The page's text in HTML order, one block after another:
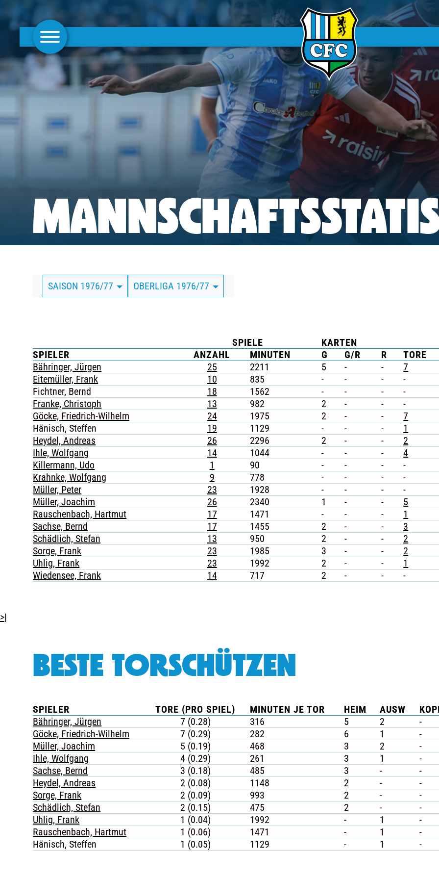
AKTUELLES
FRAUEN
CLUBMITGLIEDSCHAFT
BUSINESS
SÜDKURVE
TICKETING
SAISON 1976/77 OBERLIGA 1976/77
SPIELE
KARTEN
SPIELER
ANZAHL MINUTEN G G/R R
TORE
Bähringer, Jürgen
25 2211 5 - -
7
Eitemüller, Frank
10 835 - - -
-
Fichtner, Bernd
18 1562 - - -
-
Franke, Christoph
13 982 2 - -
-
Göcke, Friedrich-Wilhelm
24 1975 2 - -
7
Hänisch, Steffen
19 1129 - - -
1
Heydel, Andreas
26 2296 2 - -
2
Ihle, Wolfgang
14 1044 - - -
4
Killermann, Udo
1 90 - - -
-
Krahnke, Wolfgang
9 778 - - -
-
Müller, Peter
23 1928 - - -
-
Müller, Joachim
26 2340 1 - -
5
Rauschenbach, Hartmut
17 1471 - - -
1
Sachse, Bernd
17 1455 2 - -
3
Schädlich, Stefan
13 950 2 - -
2
Sorge, Frank
23 1985 3 - -
2
Uhlig, Frank
23 1992 2 - -
1
Wiedensee, Frank
14 717 2 - - -
>|
BESTE TORSCHÜTZEN
SPIELER TORE (PRO SPIEL) MINUTEN JE TOR HEIM AUSW
Bähringer, Jürgen
7 (0.28) 316 5 2
-
Göcke, Friedrich-Wilhelm
7 (0.29) 282 6 1
-
Müller, Joachim
5 (0.19) 468 3 2
-
Ihle, Wolfgang
4 (0.29) 261 3 1
-
Sachse, Bernd
3 (0.18) 485 3 -
-
Heydel, Andreas
2 (0.08) 1148 2 -
-
Sorge, Frank
2 (0.09) 993 2 -
-
Schädlich, Stefan
2 (0.15) 475 2 -
-
Uhlig, Frank
1 (0.04) 1992 - 1
-
Rauschenbach, Hartmut
1 (0.06) 1471 - 1
-
Hänisch, Steffen
1 (0.05) 1129 - 1 -